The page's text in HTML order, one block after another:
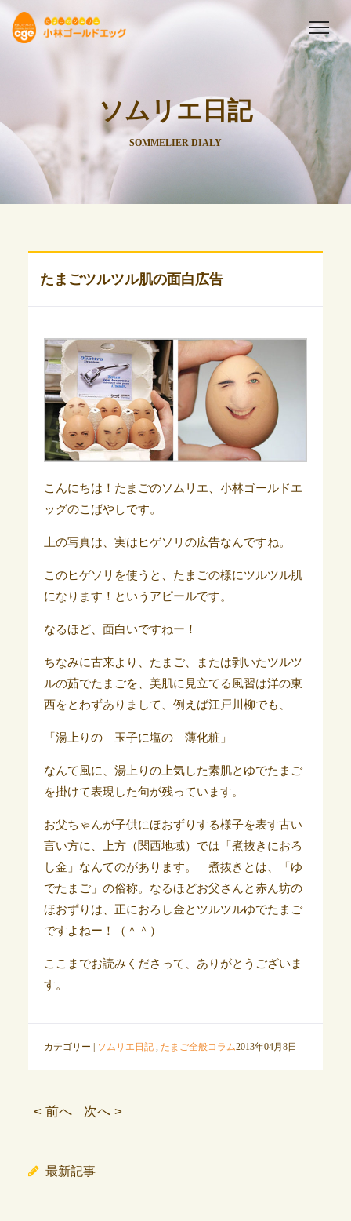
ソムリエ日記
SOMMELIER DIALY
たまごツルツル肌の面白広告
こんにちは！たまごのソムリエ、小林ゴールドエ
ッグのこばやしです。
上の写真は、実はヒゲソリの広告なんですね。
このヒゲソリを使うと、たまごの様にツルツル肌
になります！というアピールです。
なるほど、面白いですねー！
ちなみに古来より、たまご、または剥いたツルツ
ルの茹でたまごを、美肌に見立てる風習は洋の東
西をとわずありまして、例えば江戸川柳でも、
「湯上りの 玉子に塩の 薄化粧」
なんて風に、湯上りの上気した素肌とゆでたまご
を掛けて表現した句が残っています。
お父ちゃんが子供にほおずりする様子を表す古い
言い方に、上方（関西地域）では「煮抜きにおろ
し金」なんてのがあります。 煮抜きとは、「ゆ
でたまご」の俗称。なるほどお父さんと赤ん坊の
ほおずりは、正におろし金とツルツルゆでたまご
ですよねー！（＾＾）
ここまでお読みくださって、ありがとうございま
す。
カテゴリー | ソムリエ日記, たまご全般コラム2013年04月8日
< 前へ 次へ >
最新記事